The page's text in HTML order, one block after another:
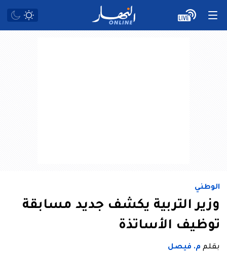
الوطني
وزير التربية يكشف جديد مسابقة
توظيف الأساتذة
بقلم م. فيصل